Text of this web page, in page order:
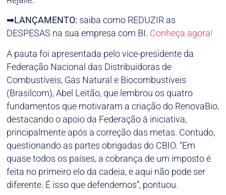
➡LANÇAMENTO: saiba como REDUZIR as
DESPESAS na sua empresa com BI. Conheça agora!
A pauta foi apresentada pelo vice-presidente da
Federação Nacional das Distribuidoras de
Combustíveis, Gás Natural e Biocombustíveis
(Brasilcom), Abel Leitão, que lembrou os quatro
fundamentos que motivaram a criação do RenovaBio,
destacando o apoio da Federação à iniciativa,
principalmente após a correção das metas. Contudo,
questionando as partes obrigadas do CBIO. “Em
quase todos os países, a cobrança de um imposto é
feita no primeiro elo da cadeia, e aqui não pode ser
diferente. É isso que defendemos”, pontuou.